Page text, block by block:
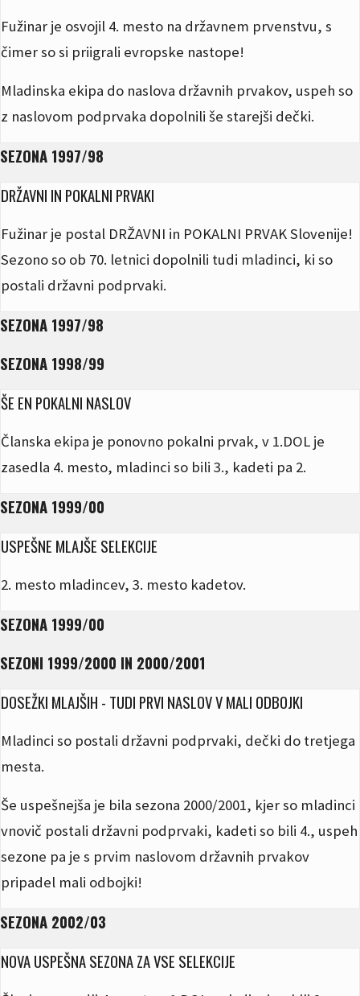
Fužinar je osvojil 4. mesto na državnem prvenstvu, s
čimer so si priigrali evropske nastope!
Mladinska ekipa do naslova državnih prvakov, uspeh so
z naslovom podprvaka dopolnili še starejši dečki.
SEZONA 1997/98
DRŽAVNI IN POKALNI PRVAKI
Fužinar je postal DRŽAVNI in POKALNI PRVAK Slovenije!
Sezono so ob 70. letnici dopolnili tudi mladinci, ki so
postali državni podprvaki.
SEZONA 1997/98
SEZONA 1998/99
ŠE EN POKALNI NASLOV
Članska ekipa je ponovno pokalni prvak, v 1.DOL je
zasedla 4. mesto, mladinci so bili 3., kadeti pa 2.
SEZONA 1999/00
USPEŠNE MLAJŠE SELEKCIJE
2. mesto mladincev, 3. mesto kadetov.
SEZONA 1999/00
SEZONI 1999/2000 IN 2000/2001
DOSEŽKI MLAJŠIH - TUDI PRVI NASLOV V MALI ODBOJKI
Mladinci so postali državni podprvaki, dečki do tretjega
mesta.
Še uspešnejša je bila sezona 2000/2001, kjer so mladinci
vnovič postali državni podprvaki, kadeti so bili 4., uspeh
sezone pa je s prvim naslovom državnih prvakov
pripadel mali odbojki!
SEZONA 2002/03
NOVA USPEŠNA SEZONA ZA VSE SELEKCIJE